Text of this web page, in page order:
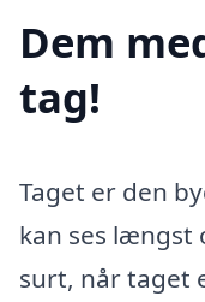
Dem
tag!
Taget er den
kan ses længst
surt, når taget